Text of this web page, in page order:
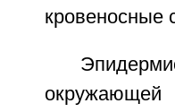
кровеносные
окружающей